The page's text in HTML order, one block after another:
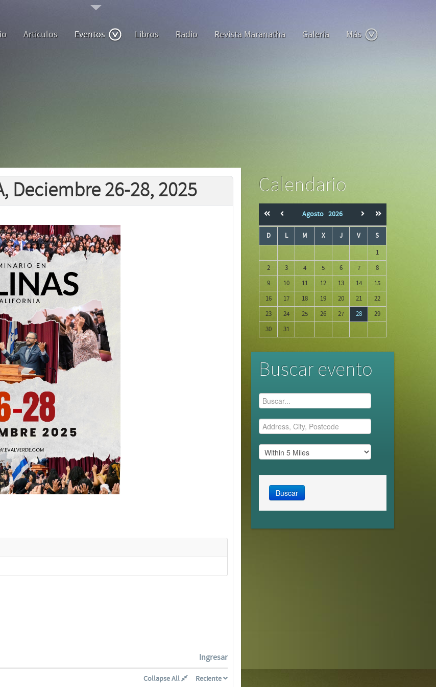
Artículos Eventos Libros Radio Revista Maranatha Galería Más
Deciembre 26-28, 2025
Ingresar
Reciente
Collapse All
Calendario
Agosto 2026
D L M X J V S
1
2
3 4 5 6 7
8
9
10 11 12 13 14
15
16
17 18 19 20 21
22
23
24 25 26 27 28
29
30
31
Buscar evento